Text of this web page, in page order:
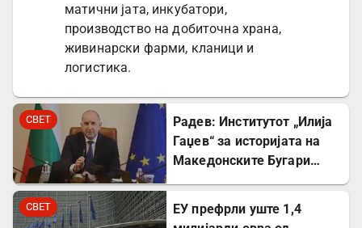
матични јата, инкубатори,
производство на добиточна храна,
живинарски фарми, кланици и
логистика.
СВЕТ
Радев: Институтот „Илија
Гаџев“ за историјата на
Македонските Бугари
СВЕТ
ЕУ префрли уште 1,4